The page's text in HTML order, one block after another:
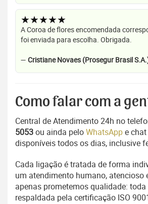
★★★★★
A Coroa de flores encomendada
foi enviada para escolha. Obrigada.
— Cristiane Novaes (Prosegur Brasil
Como falar com a
Central de Atendimento 24h no
5053ou ainda peloWhatsAppe
disponíveis todos os dias, inclusive
Cada ligação é tratada de forma
um atendimento humano, atencioso
apenas prometemos qualidade:
respaldada pela certificação ISO